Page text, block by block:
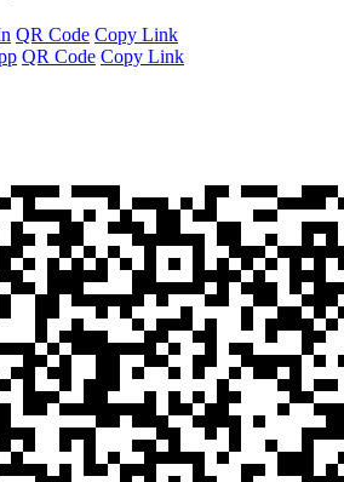
QR Code Copy Link
QR Code Copy Link